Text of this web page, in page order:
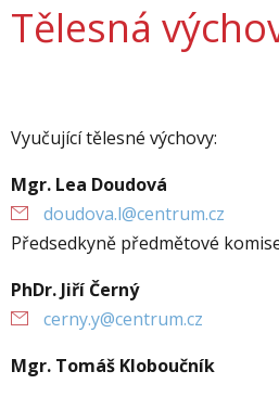
Tělesná
Vyučující tělesné výchovy:
Mgr. Lea Doudová
doudova.l@centrum.cz
Předsedkyně předmětové
PhDr. Jiří Černý
cerny.y@centrum.cz
Mgr. Tomáš Kloboučník